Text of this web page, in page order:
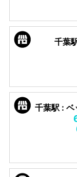
千葉
千葉駅 : ベ